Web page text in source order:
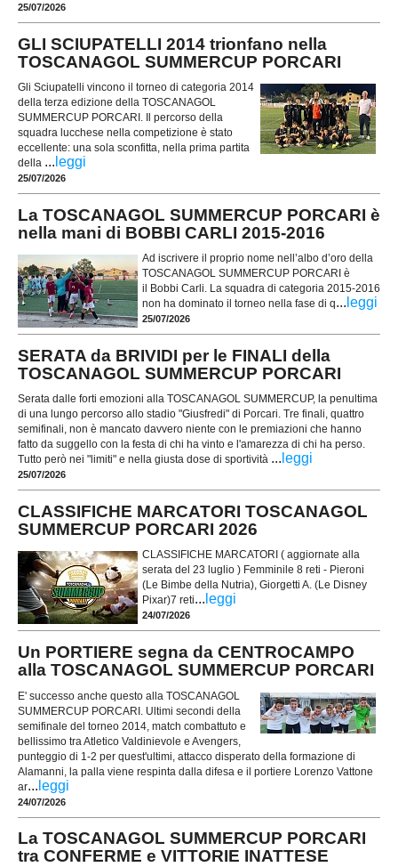
25/07/2026
GLI SCIUPATELLI 2014 trionfano nella
TOSCANAGOL SUMMERCUP PORCARI
Gli Sciupatelli vincono il torneo di categoria 2014
della terza edizione della TOSCANAGOL
SUMMERCUP PORCARI. Il percorso della
squadra lucchese nella competizione è stato
eccellente: una sola sconfitta, nella prima partita
della ... leggi
25/07/2026
La TOSCANAGOL SUMMERCUP PORCARI è
nella mani di BOBBI CARLI 2015-2016
Ad iscrivere il proprio nome nell’albo d’oro della
TOSCANAGOL SUMMERCUP PORCARI è
il Bobbi Carli. La squadra di categoria 2015-2016
non ha dominato il torneo nella fase di q... leggi
25/07/2026
SERATA da BRIVIDI per le FINALI della
TOSCANAGOL SUMMERCUP PORCARI
Serata dalle forti emozioni alla TOSCANAGOL SUMMERCUP, la penultima
di una lungo percorso allo stadio "Giusfredi" di Porcari. Tre finali, quattro
semifinali, non è mancato davvero niente con le premiazioni che hanno
fatto da suggello con la festa di chi ha vinto e l'amarezza di chi ha perso.
Tutto però nei "limiti" e nella giusta dose di sportività ... leggi
25/07/2026
CLASSIFICHE MARCATORI TOSCANAGOL
SUMMERCUP PORCARI 2026
CLASSIFICHE MARCATORI ( aggiornate alla
serata del 23 luglio ) Femminile 8 reti - Pieroni
(Le Bimbe della Nutria), Giorgetti A. (Le Disney
Pixar)7 reti... leggi
24/07/2026
Un PORTIERE segna da CENTROCAMPO
alla TOSCANAGOL SUMMERCUP PORCARI
E' successo anche questo alla TOSCANAGOL
SUMMERCUP PORCARI. Ultimi secondi della
semifinale del torneo 2014, match combattuto e
bellissimo tra Atletico Valdinievole e Avengers,
punteggio di 1-2 per quest'ultimi, attacco disperato della formazione di
Alamanni, la palla viene respinta dalla difesa e il portiere Lorenzo Vattone
ar... leggi
24/07/2026
La TOSCANAGOL SUMMERCUP PORCARI
tra CONFERME e VITTORIE INATTESE